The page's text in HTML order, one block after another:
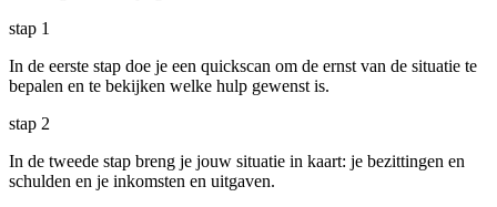
stap 1
In de eerste stap doe je een quickscan om de ernst van de situatie te
bepalen en te bekijken welke hulp gewenst is.
stap 2
In de tweede stap breng je jouw situatie in kaart: je bezittingen en
schulden en je inkomsten en uitgaven.